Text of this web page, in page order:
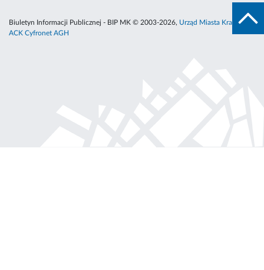
Biuletyn Informacji Publicznej - BIP MK © 2003-2026, Urząd Miasta Krakowa
ACK Cyfronet AGH